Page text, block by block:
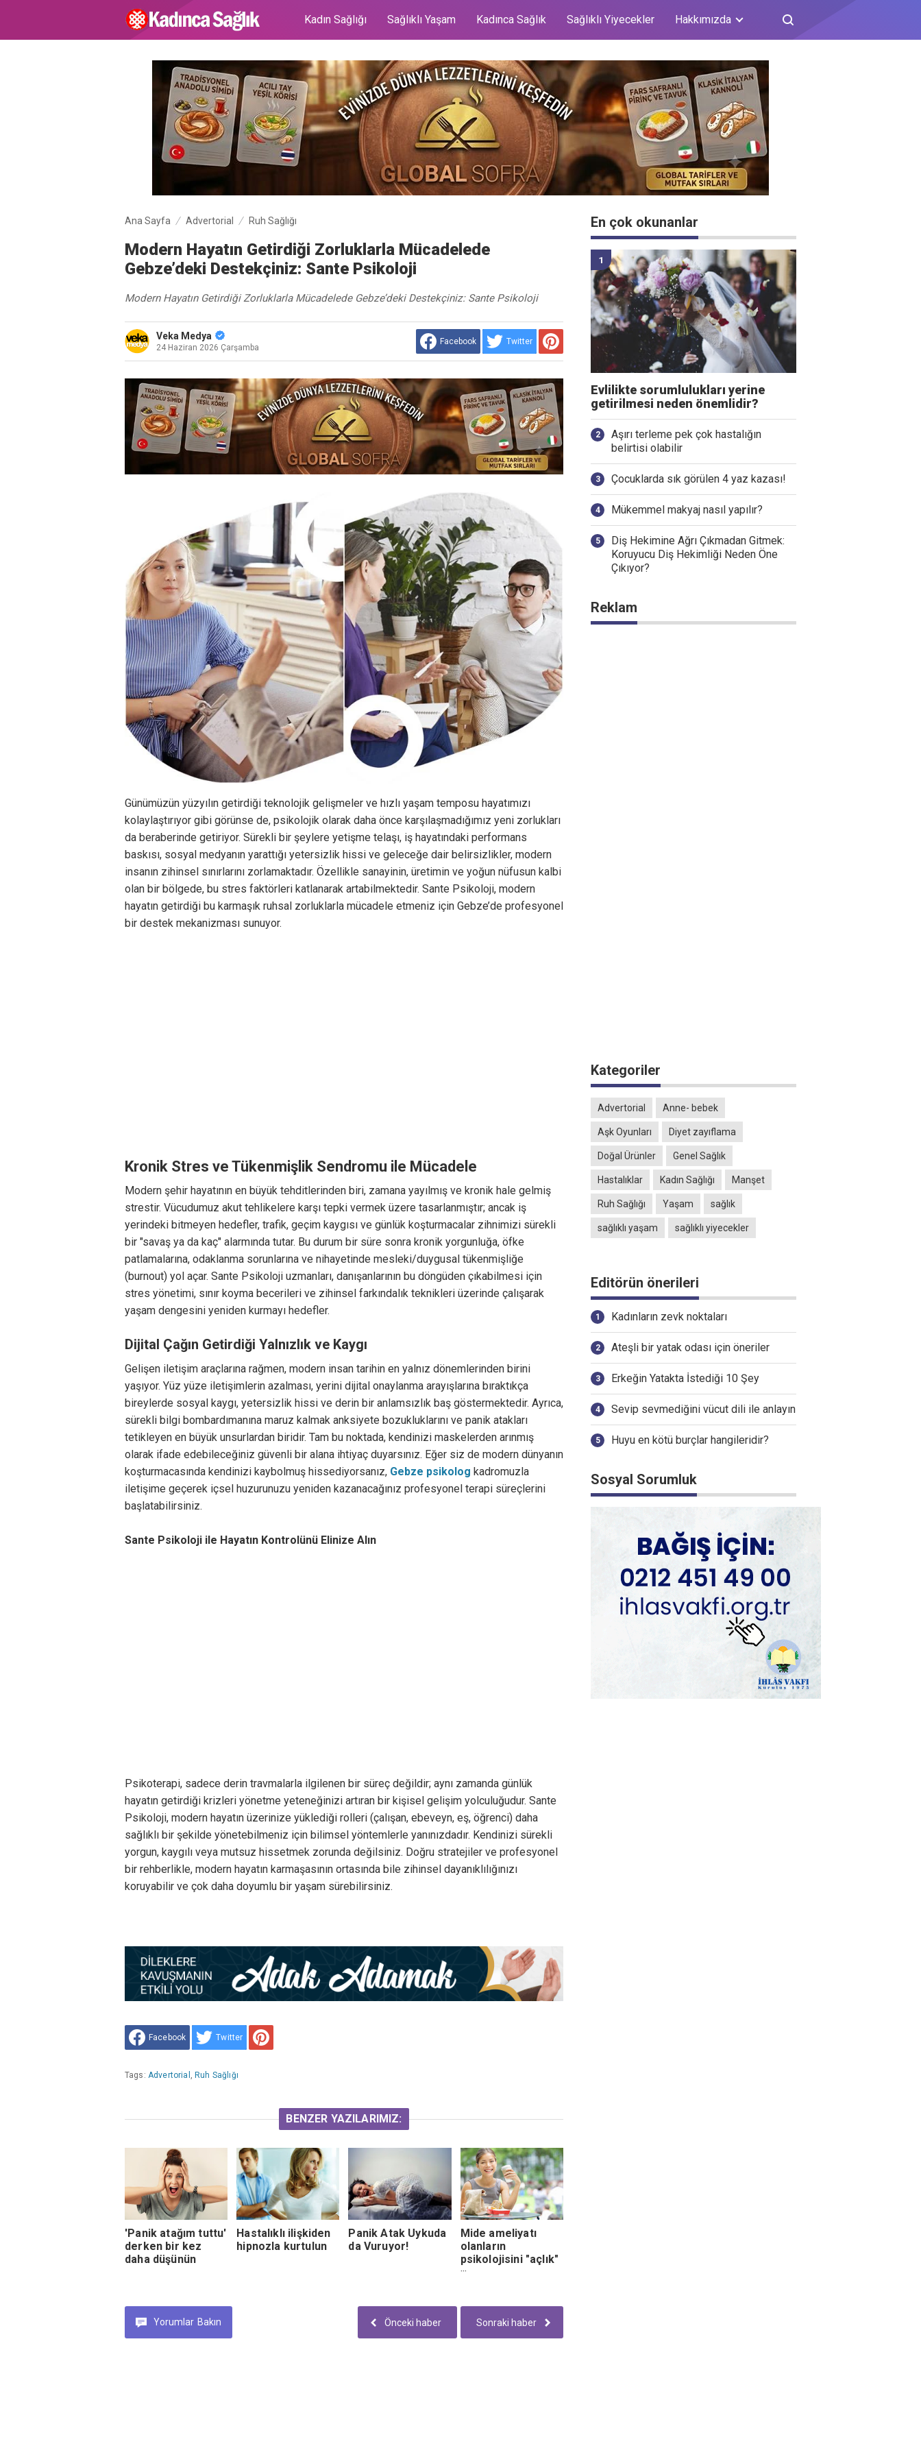
Kadın Sağlığı Sağlıklı Yaşam Kadınca Sağlık Sağlıklı Yiyecekler Hakkımızda
Ana Sayfa Advertorial Ruh Sağlığı
Modern Hayatın Getirdiği Zorluklarla Mücadelede
Gebze’deki Destekçiniz: Sante Psikoloji
Modern Hayatın Getirdiği Zorluklarla Mücadelede Gebze’deki Destekçiniz: Sante Psikoloji
Veka Medya
24 Haziran 2026 Çarşamba
Facebook Twitter
Günümüzün yüzyılın getirdiği teknolojik gelişmeler ve hızlı yaşam temposu hayatımızı
kolaylaştırıyor gibi görünse de, psikolojik olarak daha önce karşılaşmadığımız yeni zorlukları
da beraberinde getiriyor. Sürekli bir şeylere yetişme telaşı, iş hayatındaki performans
baskısı, sosyal medyanın yarattığı yetersizlik hissi ve geleceğe dair belirsizlikler, modern
insanın zihinsel sınırlarını zorlamaktadır. Özellikle sanayinin, üretimin ve yoğun nüfusun kalbi
olan bir bölgede, bu stres faktörleri katlanarak artabilmektedir. Sante Psikoloji, modern
hayatın getirdiği bu karmaşık ruhsal zorluklarla mücadele etmeniz için Gebze’de profesyonel
bir destek mekanizması sunuyor.
Kronik Stres ve Tükenmişlik Sendromu ile Mücadele
Modern şehir hayatının en büyük tehditlerinden biri, zamana yayılmış ve kronik hale gelmiş
strestir. Vücudumuz akut tehlikelere karşı tepki vermek üzere tasarlanmıştır; ancak iş
yerindeki bitmeyen hedefler, trafik, geçim kaygısı ve günlük koşturmacalar zihnimizi sürekli
bir "savaş ya da kaç" alarmında tutar. Bu durum bir süre sonra kronik yorgunluğa, öfke
patlamalarına, odaklanma sorunlarına ve nihayetinde mesleki/duygusal tükenmişliğe
(burnout) yol açar. Sante Psikoloji uzmanları, danışanlarının bu döngüden çıkabilmesi için
stres yönetimi, sınır koyma becerileri ve zihinsel farkındalık teknikleri üzerinde çalışarak
yaşam dengesini yeniden kurmayı hedefler.
Dijital Çağın Getirdiği Yalnızlık ve Kaygı
Gelişen iletişim araçlarına rağmen, modern insan tarihin en yalnız dönemlerinden birini
yaşıyor. Yüz yüze iletişimlerin azalması, yerini dijital onaylanma arayışlarına bıraktıkça
bireylerde sosyal kaygı, yetersizlik hissi ve derin bir anlamsızlık baş göstermektedir. Ayrıca,
sürekli bilgi bombardımanına maruz kalmak anksiyete bozukluklarını ve panik atakları
tetikleyen en büyük unsurlardan biridir. Tam bu noktada, kendinizi maskelerden arınmış
olarak ifade edebileceğiniz güvenli bir alana ihtiyaç duyarsınız. Eğer siz de modern dünyanın
koşturmacasında kendinizi kaybolmuş hissediyorsanız, Gebze psikolog kadromuzla
iletişime geçerek içsel huzurunuzu yeniden kazanacağınız profesyonel terapi süreçlerini
başlatabilirsiniz.
Sante Psikoloji ile Hayatın Kontrolünü Elinize Alın
Psikoterapi, sadece derin travmalarla ilgilenen bir süreç değildir; aynı zamanda günlük
hayatın getirdiği krizleri yönetme yeteneğinizi artıran bir kişisel gelişim yolculuğudur. Sante
Psikoloji, modern hayatın üzerinize yüklediği rolleri (çalışan, ebeveyn, eş, öğrenci) daha
sağlıklı bir şekilde yönetebilmeniz için bilimsel yöntemlerle yanınızdadır. Kendinizi sürekli
yorgun, kaygılı veya mutsuz hissetmek zorunda değilsiniz. Doğru stratejiler ve profesyonel
bir rehberlikle, modern hayatın karmaşasının ortasında bile zihinsel dayanıklılığınızı
koruyabilir ve çok daha doyumlu bir yaşam sürebilirsiniz.
Facebook Twitter
Tags: Advertorial ,Ruh Sağlığı
BENZER YAZILARIMIZ:
'Panik atağım tuttu'
derken bir kez
daha düşünün
Hastalıklı ilişkiden
hipnozla kurtulun
Panik Atak Uykuda
da Vuruyor!
Mide ameliyatı
olanların
psikolojisini "açlık"
bozuyor
Yorumlar Bakın Sonraki haber
Önceki haber
En çok okunanlar
Evlilikte sorumlulukları yerine
getirilmesi neden önemlidir?
Aşırı terleme pek çok hastalığın
belirtisi olabilir
Çocuklarda sık görülen 4 yaz kazası!
Mükemmel makyaj nasıl yapılır?
Diş Hekimine Ağrı Çıkmadan Gitmek:
Koruyucu Diş Hekimliği Neden Öne
Çıkıyor?
Reklam
Kategoriler
Advertorial Anne- bebek
Aşk Oyunları Diyet zayıflama
Doğal Ürünler Genel Sağlık
Hastalıklar Kadın Sağlığı Manşet
Ruh Sağlığı Yaşam sağlık
sağlıklı yaşam sağlıklı yiyecekler
Editörün önerileri
Kadınların zevk noktaları
Ateşli bir yatak odası için öneriler
Erkeğin Yatakta İstediği 10 Şey
Sevip sevmediğini vücut dili ile anlayın
Huyu en kötü burçlar hangileridir?
Sosyal Sorumluk